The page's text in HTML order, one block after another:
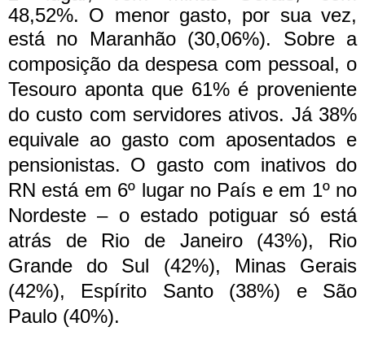
48,52%. O menor gasto, por sua vez,
está no Maranhão (30,06%). Sobre a
composição da despesa com pessoal, o
Tesouro aponta que 61% é proveniente
do custo com servidores ativos. Já 38%
equivale ao gasto com aposentados e
pensionistas. O gasto com inativos do
RN está em 6º lugar no País e em 1º no
Nordeste – o estado potiguar só está
atrás de Rio de Janeiro (43%), Rio
Grande do Sul (42%), Minas Gerais
(42%), Espírito Santo (38%) e São
Paulo (40%).